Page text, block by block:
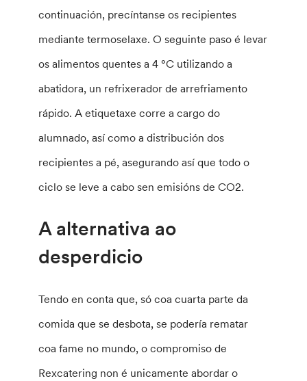
continuación, precíntanse os recipientes
mediante termoselaxe. O seguinte paso é levar
os alimentos quentes a 4 °C utilizando a
abatidora, un refrixerador de arrefriamento
rápido. A etiquetaxe corre a cargo do
alumnado, así como a distribución dos
recipientes a pé, asegurando así que todo o
ciclo se leve a cabo sen emisións de CO2.
A alternativa ao
desperdicio
Tendo en conta que, só coa cuarta parte da
comida que se desbota, se podería rematar
coa fame no mundo, o compromiso de
Rexcatering non é unicamente abordar o